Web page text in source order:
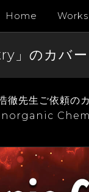
Home Works
のカバー
先生ご依頼の
Inorganic